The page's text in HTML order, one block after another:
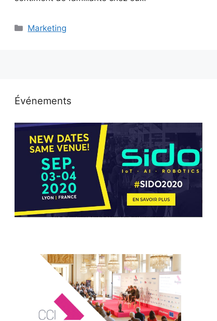
Catégories
Marketing
Événements